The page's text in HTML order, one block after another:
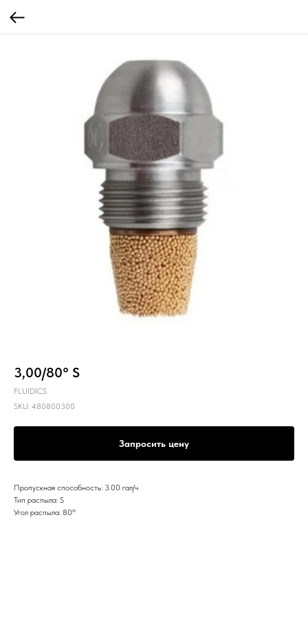
3,00/80° S
FLUIDICS
SKU: 480800300
Запросить цену
Пропускная способность: 3.00 гал/ч
Тип распыла: S
Угол распыла: 80º